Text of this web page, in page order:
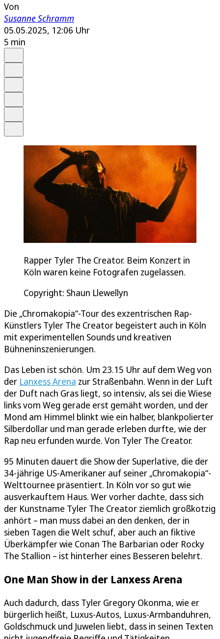
Von
Susanne Schramm
05.05.2025, 12:06 Uhr
5 min
Rapper Tyler The Creator. Beim Konzert in
Köln waren keine Fotografen zugelassen.
Copyright: Shaun Llewellyn
Die „Chromakopia“-Tour des exzentrischen Rap-
Künstlers Tyler The Creator begeistert auch in Köln
mit experimentellen Sounds und kreativen
Bühneninszenierungen.
Das Leben ist schön. Um 23.15 Uhr auf dem Weg von
der Lanxess Arena zur Straßenbahn. Wenn in der Luft
der Duft nach Gras liegt, so intensiv, als sei die Wiese
links vom Weg gerade erst gemäht worden, und der
Mond am Himmel blinkt wie ein halber, blankpolierter
Silberdollar und man gerade erleben durfte, wie der
Rap neu erfunden wurde. Von Tyler The Creator.
95 Minuten dauert die Show der Superlative, die der
34-jährige US-Amerikaner auf seiner „Chromakopia“-
Welttournee präsentiert. In Köln vor so gut wie
ausverkauftem Haus. Wer vorher dachte, dass sich
der Kunstname Tyler The Creator ziemlich großkotzig
anhört – man muss dabei an den denken, der in
sieben Tagen die Welt schuf, aber auch an fiktive
Überkämpfer wie Conan The Barbarian oder Rocky
The Stallion – ist hinterher eines Besseren belehrt.
One Man Show in der Lanxess Arena
Auch dadurch, dass Tyler Gregory Okonma, wie er
bürgerlich heißt, Luxus-Autos, Luxus-Armbanduhren,
Goldschmuck und Juwelen liebt, dass in seinen Texten